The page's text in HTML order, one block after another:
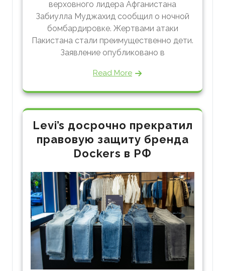
верховного лидера Афганистана
Забиулла Муджахид сообщил о ночной
бомбардировке. Жертвами атаки
Пакистана стали преимущественно дети.
Заявление опубликовано в
Read More
Levi’s досрочно прекратил
правовую защиту бренда
Dockers в РФ